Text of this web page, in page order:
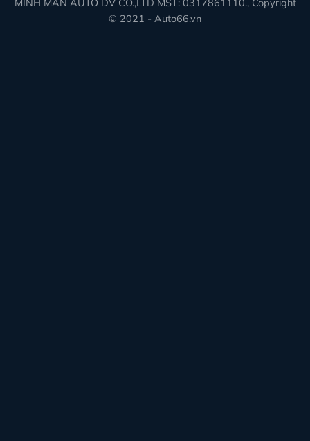
MINH MAN AUTO DV CO.,LTD MST: 0317861110., Copyright
© 2021 - Auto66.vn